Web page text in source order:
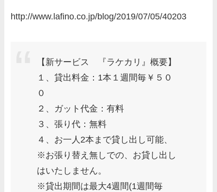
http://www.lafino.co.jp/blog/2019/07/05/40203
【新サービス 『ラケカリ』概要】
１、貸出料金：1本１週間毎￥５０
０
２、ガット代金：有料
３、張り代：無料
４、お一人2本まで貸し出し可能、
※お張り替え無しでの、お貸し出し
はいたしません。
※貸出期間は最大4週間(1週間毎